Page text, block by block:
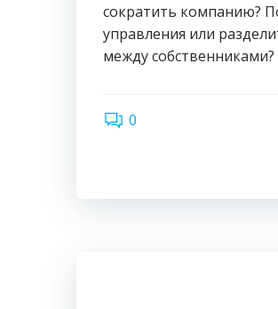
сократить компанию?
управления или
между
0